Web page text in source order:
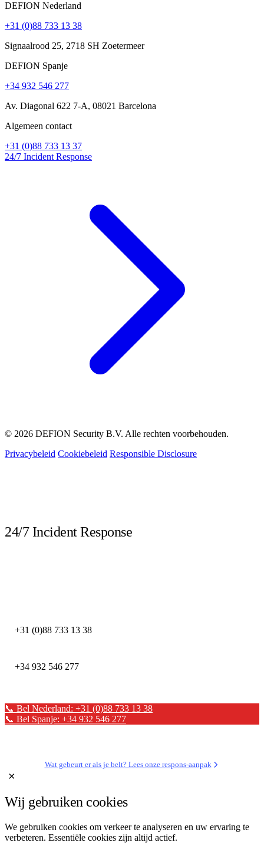
DEFION Nederland
+31 (0)88 733 13 38
Signaalrood 25, 2718 SH Zoetermeer
DEFION Spanje
+34 932 546 277
Av. Diagonal 622 7-A, 08021 Barcelona
Algemeen contact
+31 (0)88 733 13 37
24/7 Incident Response
© 2026 DEFION Security B.V. Alle rechten voorbehouden.
Privacybeleid Cookiebeleid Responsible Disclosure
24/7 Incident Response
+31 (0)88 733 13 38
+34 932 546 277
📞 Bel Nederland: +31 (0)88 733 13 38
📞 Bel Spanje: +34 932 546 277
Wat gebeurt er als je belt? Lees onze respons-aanpak
×
Wij gebruiken cookies
We gebruiken cookies om verkeer te analyseren en uw ervaring te
verbeteren. Essentiële cookies zijn altijd actief.